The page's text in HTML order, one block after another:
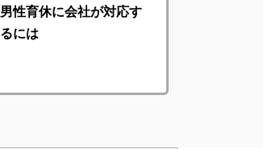
男性育休に会社が対応す
るには